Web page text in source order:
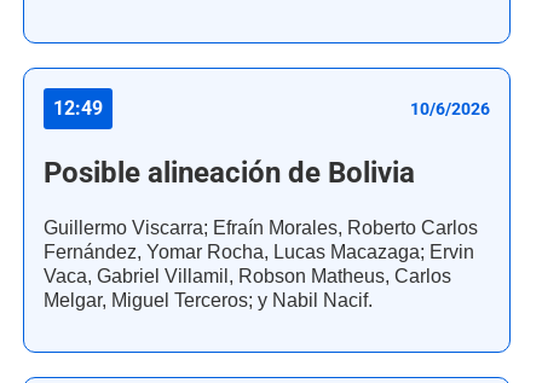
12:49 10/6/2026
Posible alineación de Bolivia
Guillermo Viscarra; Efraín Morales, Roberto Carlos
Fernández, Yomar Rocha, Lucas Macazaga; Ervin
Vaca, Gabriel Villamil, Robson Matheus, Carlos
Melgar, Miguel Terceros; y Nabil Nacif.